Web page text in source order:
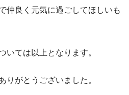
仲良く元気に過ごしてほしいも
いては以上となります。
りがとうございました。